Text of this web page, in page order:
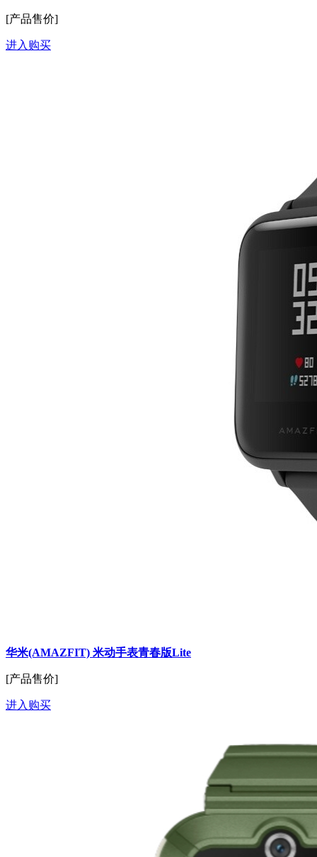
[产品售价]
进入购买
华米(AMAZFIT) 米动手表青春版Lite
[产品售价]
进入购买